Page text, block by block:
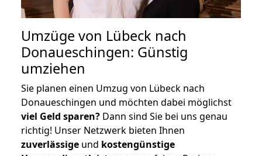
Umzüge von Lübeck nach
Donaueschingen: Günstig
umziehen
Sie planen einen Umzug von Lübeck nach
Donaueschingen und möchten dabei möglichst
viel Geld sparen? Dann sind Sie bei uns genau
richtig! Unser Netzwerk bieten Ihnen
zuverlässige und kostengünstige